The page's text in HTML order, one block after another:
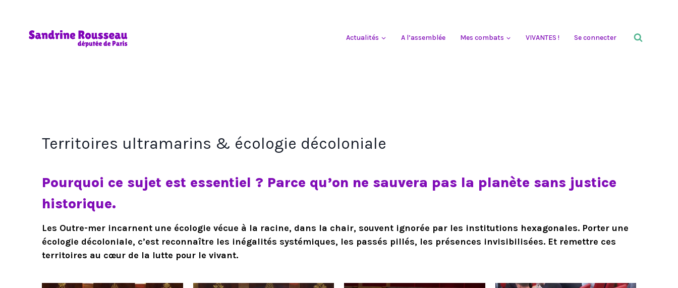
Actualités
A l’assemblée Mes combats VIVANTES ! Se connecter
Territoires ultramarins & écologie décoloniale
Pourquoi ce sujet est essentiel ? Parce qu’on ne sauvera pas la planète sans justice
historique.
Les Outre-mer incarnent une écologie vécue à la racine, dans la chair, souvent ignorée par les institutions hexagonales. Porter une
écologie décoloniale, c’est reconnaître les inégalités systémiques, les passés pillés, les présences invisibilisées. Et remettre ces
territoires au cœur de la lutte pour le vivant.